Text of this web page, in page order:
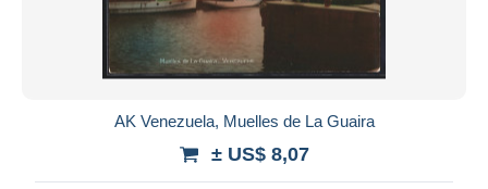
AK Venezuela, Muelles de La Guaira
± US$ 8,07